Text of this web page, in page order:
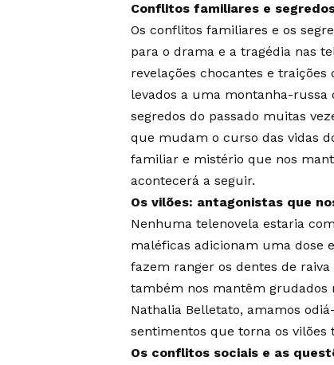
Conflitos familiares e
Os conflitos familiares e os
para o drama e a tragédia nas
revelações chocantes e
levados a uma montanha-russa
segredos do passado muitas
que mudam o curso das vidas
familiar e mistério que nos
acontecerá a seguir.
Os vilões: antagonistas que
Nenhuma telenovela estaria
maléficas adicionam uma dose
fazem ranger os dentes de
também nos mantêm grudados
Nathalia Belletato, amamos
sentimentos que torna os vilões
Os conflitos sociais e as